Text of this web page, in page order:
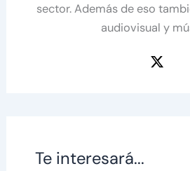
sector. Además de eso
audiovisual y
Te interesará...